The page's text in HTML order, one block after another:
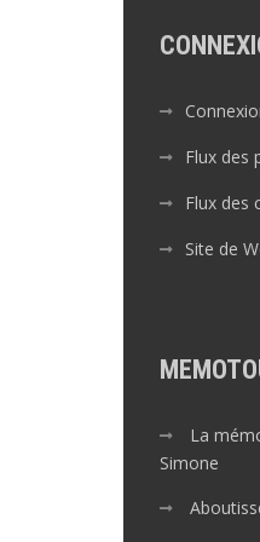
Flux des
Flux des
Site de
La
Simone